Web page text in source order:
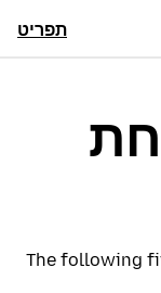
תפריט
The following